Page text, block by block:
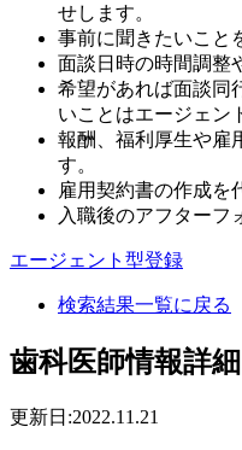
せします。
事前に聞きたいこと
面談日時の時間調整
希望があれば面談同
いことはエージェン
報酬、福利厚生や雇
す。
雇用契約書の作成を
入職後のアフターフ
エージェント型登録
検索結果一覧に戻る
歯科医師情報詳細
更新日:2022.11.21